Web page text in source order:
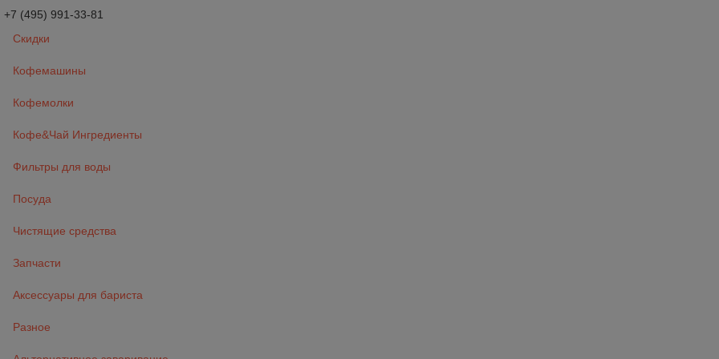
+7 (495) 991-33-81
Скидки
Кофемашины
Кофемолки
Кофе&Чай Ингредиенты
Фильтры для воды
Посуда
Чистящие средства
Запчасти
Аксессуары для бариста
Разное